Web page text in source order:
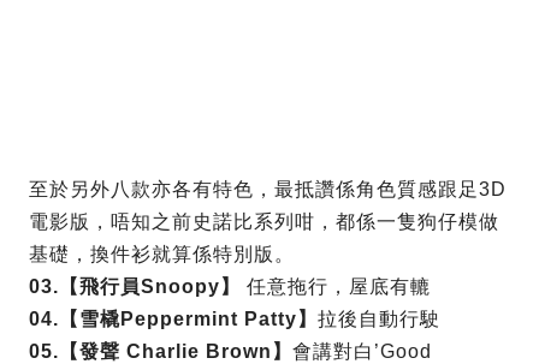
至於另外八款亦各有特色，最抵讚係角色質感跟足3D
電影版，唔知之前史諾比系列咁，都係一隻狗仔模做
基礎，換件衫就算係特別版。
03.【飛行員Snoopy】
任意拖行，屋底有轆
04.【雪橇Peppermint Patty】 拉後自動行駛
05.【發聲 Charlie Brown】 會講對白’Good